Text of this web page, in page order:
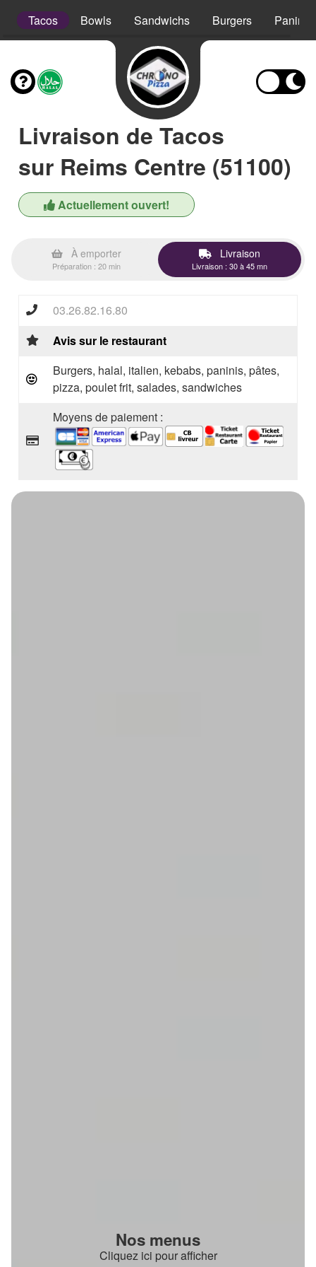
Tacos Bowls Sandwichs Burgers Paninis
Livraison de Tacos
sur Reims Centre (51100)
Actuellement ouvert!
À emporter
Préparation : 20 min
Livraison
Livraison : 30 à 45 mn
03.26.82.16.80
Avis sur le restaurant
Burgers, halal, italien, kebabs, paninis, pâtes,
pizza, poulet frit, salades, sandwiches
Moyens de paiement :
Nos menus
Cliquez ici pour afficher